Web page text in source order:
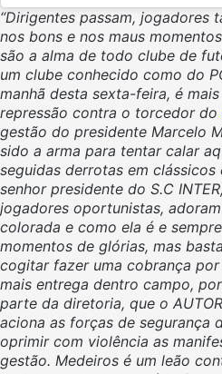
“Dirigentes passam, jogadores
nos bons e nos maus
são a alma de todo clube de
um clube conhecido como do
manhã desta sexta-feira, é
repressão contra o torcedor do
gestão do presidente Marcelo
sido a arma para tentar calar
seguidas derrotas em
senhor presidente do S.C
jogadores oportunistas,
colorada e como ela é e
momentos de glórias, mas
cogitar fazer uma cobrança
mais entrega dentro campo,
parte da diretoria, que o
aciona as forças de segurança
oprimir com violência as
gestão. Medeiros é um leão